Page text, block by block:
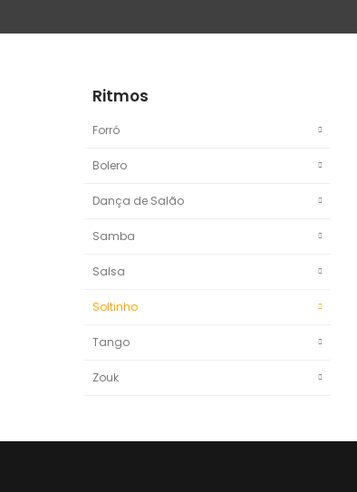
Ritmos
Forró
Bolero
Dança de Salão
Samba
Salsa
Soltinho
Tango
Zouk